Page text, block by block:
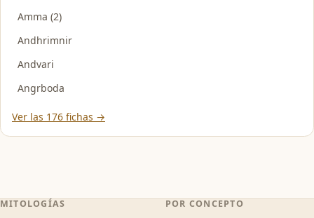
Amma (2)
Andhrimnir
Andvari
Angrboda
Ver las 176 fichas →
MITOLOGÍAS POR CONCEPTO